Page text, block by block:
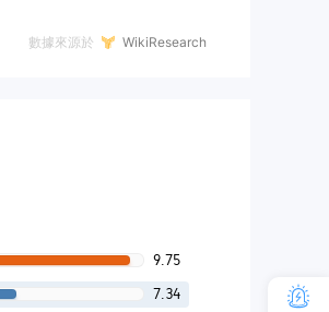
數據來源於 WikiResearch
9.75
7.34